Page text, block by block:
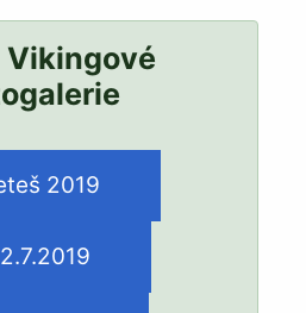
Vikingové
2019